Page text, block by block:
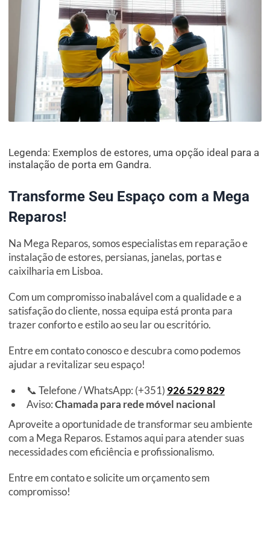
Legenda: Exemplos de estores, uma opção ideal para a
instalação de porta em Gandra.
Transforme Seu Espaço com a Mega
Reparos!
Na Mega Reparos, somos especialistas em reparação e
instalação de estores, persianas, janelas, portas e
caixilharia em Lisboa.
Com um compromisso inabalável com a qualidade e a
satisfação do cliente, nossa equipa está pronta para
trazer conforto e estilo ao seu lar ou escritório.
Entre em contato conosco e descubra como podemos
ajudar a revitalizar seu espaço!
📞 Telefone / WhatsApp: (+351) 926 529 829
Aviso:Chamada para rede móvel nacional
Aproveite a oportunidade de transformar seu ambiente
com a Mega Reparos. Estamos aqui para atender suas
necessidades com eficiência e profissionalismo.
Entre em contato e solicite um orçamento sem
compromisso!